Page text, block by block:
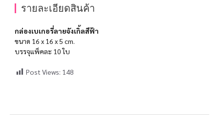
รายละเอียดสินค้า
กล่องเบเกอรี่ลายจังเกิ้ลสีฟ้า
ขนาด 16 x 16 x 5 cm.
บรรจุแพ็คละ 10 ใบ
Post Views: 148